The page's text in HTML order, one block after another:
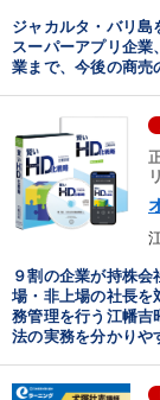
ジャカルタ・バリ島
スーパーアプリ企
業まで、今後の商売
９割の企業が持株
場・非上場の社長を
務管理を行う江幡吉
法の実務を分かりや